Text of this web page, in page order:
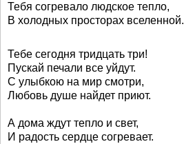
Тебя согревало людское тепло,
В холодных просторах вселенной.
Тебе сегодня тридцать три!
Пускай печали все уйдут.
С улыбкою на мир смотри,
Любовь душе найдет приют.
А дома ждут тепло и свет,
И радость сердце согревает.